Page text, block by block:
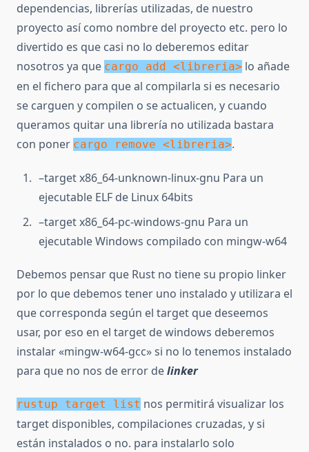
dependencias, librerías utilizadas, de nuestro
proyecto así como nombre del proyecto etc. pero lo
divertido es que casi no lo deberemos editar
nosotros ya que cargo add <libreria> lo añade
en el fichero para que al compilarla si es necesario
se carguen y compilen o se actualicen, y cuando
queramos quitar una librería no utilizada bastara
con poner cargo remove <libreria>.
–target x86_64-unknown-linux-gnu Para un
ejecutable ELF de Linux 64bits
–target x86_64-pc-windows-gnu Para un
ejecutable Windows compilado con mingw-w64
Debemos pensar que Rust no tiene su propio linker
por lo que debemos tener uno instalado y utilizara el
que corresponda según el target que deseemos
usar, por eso en el target de windows deberemos
instalar «mingw-w64-gcc» si no lo tenemos instalado
para que no nos de error delinker
rustup target list nos permitirá visualizar los
target disponibles, compilaciones cruzadas, y si
están instalados o no. para instalarlo solo